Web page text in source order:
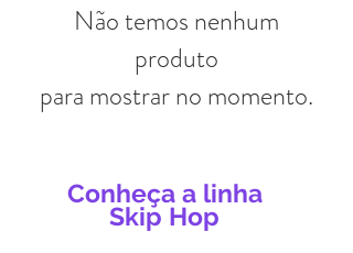
Não temos nenhum
produto
para mostrar no momento.
Conheça a linha
Skip Hop